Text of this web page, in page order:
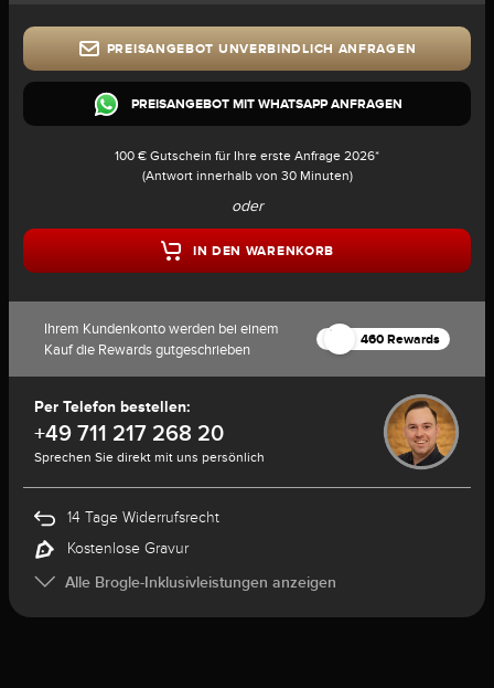
PREISANGEBOT UNVERBINDLICH ANFRAGEN
PREISANGEBOT MIT WHATSAPP ANFRAGEN
100 € Gutschein für Ihre erste Anfrage 2026*
(Antwort innerhalb von 30 Minuten)
oder
IN DEN WARENKORB
Ihrem Kundenkonto werden bei einem
Kauf die Rewards gutgeschrieben
460 Rewards
Per Telefon bestellen:
+49 711 217 268 20
Sprechen Sie direkt mit uns persönlich
14 Tage Widerrufsrecht
Kostenlose Gravur
Alle Brogle-Inklusivleistungen anzeigen